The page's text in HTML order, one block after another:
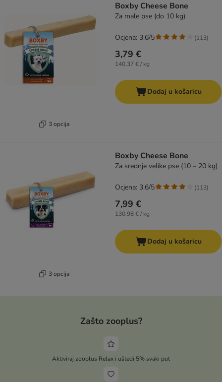
3 opcija
Boxby Cheese Bone
Za male pse (do 10 kg)
3,79 €
140,37 € / kg
Ocjena: 3.6/5 (113)
Dodaj u košaricu
3 opcija
Boxby Cheese Bone
Za srednje velike pse (10 – 20 kg)
7,99 €
130,98 € / kg
Ocjena: 3.6/5 (113)
Dodaj u košaricu
Zašto zooplus?
Aktiviraj zooplus Relax i uštedi 5% svaki put